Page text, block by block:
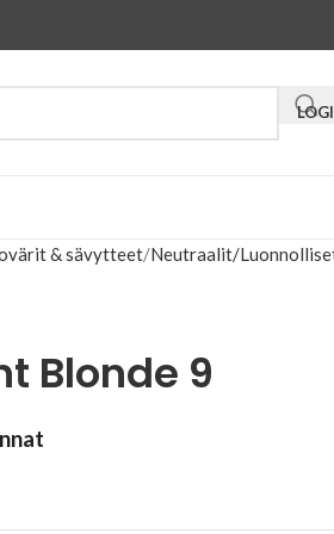
& sävytteet Neutraalit/
Blonde 9